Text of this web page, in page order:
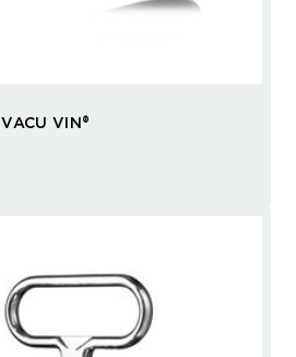
VIN®